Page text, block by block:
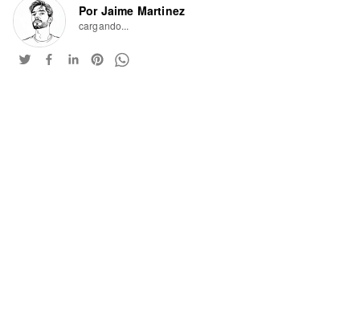
Por Jaime Martinez
cargando...